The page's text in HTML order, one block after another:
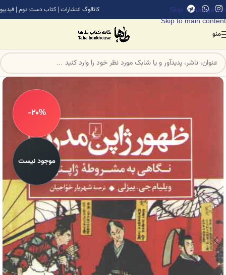
Skip to navigation
Skip to main content
کاتالوگ انتشارات | کتاب دست دوم | فیدیبو
منو
-20%
موجود نیست